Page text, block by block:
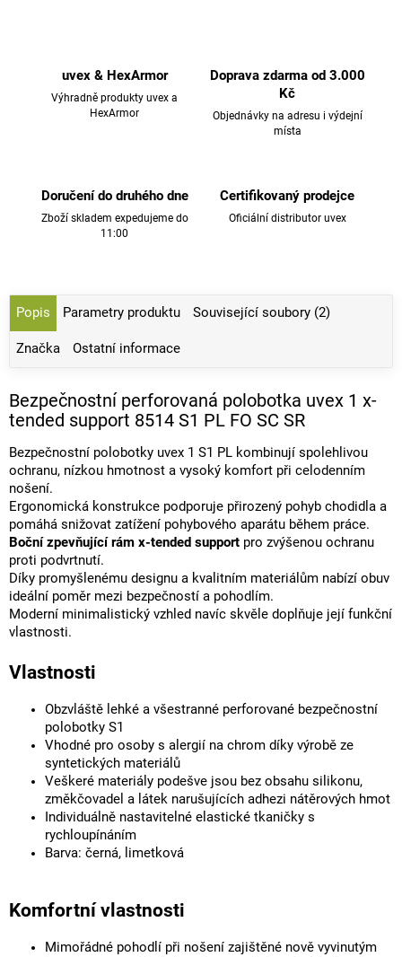
uvex & HexArmor
Výhradně produkty uvex a
HexArmor
Doprava zdarma od 3.000
Kč
Objednávky na adresu i výdejní
místa
Doručení do druhého dne
Zboží skladem expedujeme do
11:00
Certifikovaný prodejce
Oficiální distributor uvex
Popis Parametry produktu Související soubory (2)
Značka Ostatní informace
Bezpečnostní perforovaná polobotka uvex 1 x-
tended support 8514 S1 PL FO SC SR
Bezpečnostní polobotky uvex 1 S1 PL kombinují spolehlivou
ochranu, nízkou hmotnost a vysoký komfort při celodenním
nošení.
Ergonomická konstrukce podporuje přirozený pohyb chodidla a
pomáhá snižovat zatížení pohybového aparátu během práce.
Boční zpevňující rám x-tended support pro zvýšenou ochranu
proti podvrtnutí.
Díky promyšlenému designu a kvalitním materiálům nabízí obuv
ideální poměr mezi bezpečností a pohodlím.
Moderní minimalistický vzhled navíc skvěle doplňuje její funkční
vlastnosti.
Vlastnosti
Obzvláště lehké a všestranné perforované bezpečnostní
polobotky S1
Vhodné pro osoby s alergií na chrom díky výrobě ze
syntetických materiálů
Veškeré materiály podešve jsou bez obsahu silikonu,
změkčovadel a látek narušujících adhezi nátěrových hmot
Individuálně nastavitelné elastické tkaničky s
rychloupínáním
Barva: černá, limetková
Komfortní vlastnosti
Mimořádné pohodlí při nošení zajištěné nově vyvinutým